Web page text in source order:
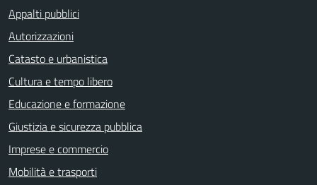
Appalti pubblici
Autorizzazioni
Catasto e urbanistica
Cultura e tempo libero
Educazione e formazione
Giustizia e sicurezza pubblica
Imprese e commercio
Mobilità e trasporti